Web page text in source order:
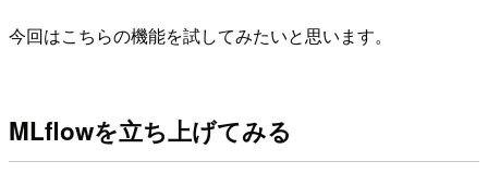
今回はこちらの機能を試してみたいと思います。
MLflowを立ち上げてみる